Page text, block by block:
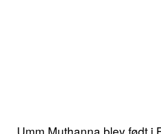
Umm Muthanna blev født i